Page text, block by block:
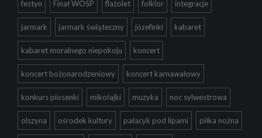
festyn Finał WOŚP flażolet folklor integracje
jarmark jarmark świąteczny józefinki kabaret
kabaret moralnego niepokoju koncert
koncert bożonarodzeniowy koncert karnawałowy
konkurs piosenki mikołajki muzyka noc sylwestrowa
olszyna ośrodek kultury pałacyk pod lipami piłka nożna